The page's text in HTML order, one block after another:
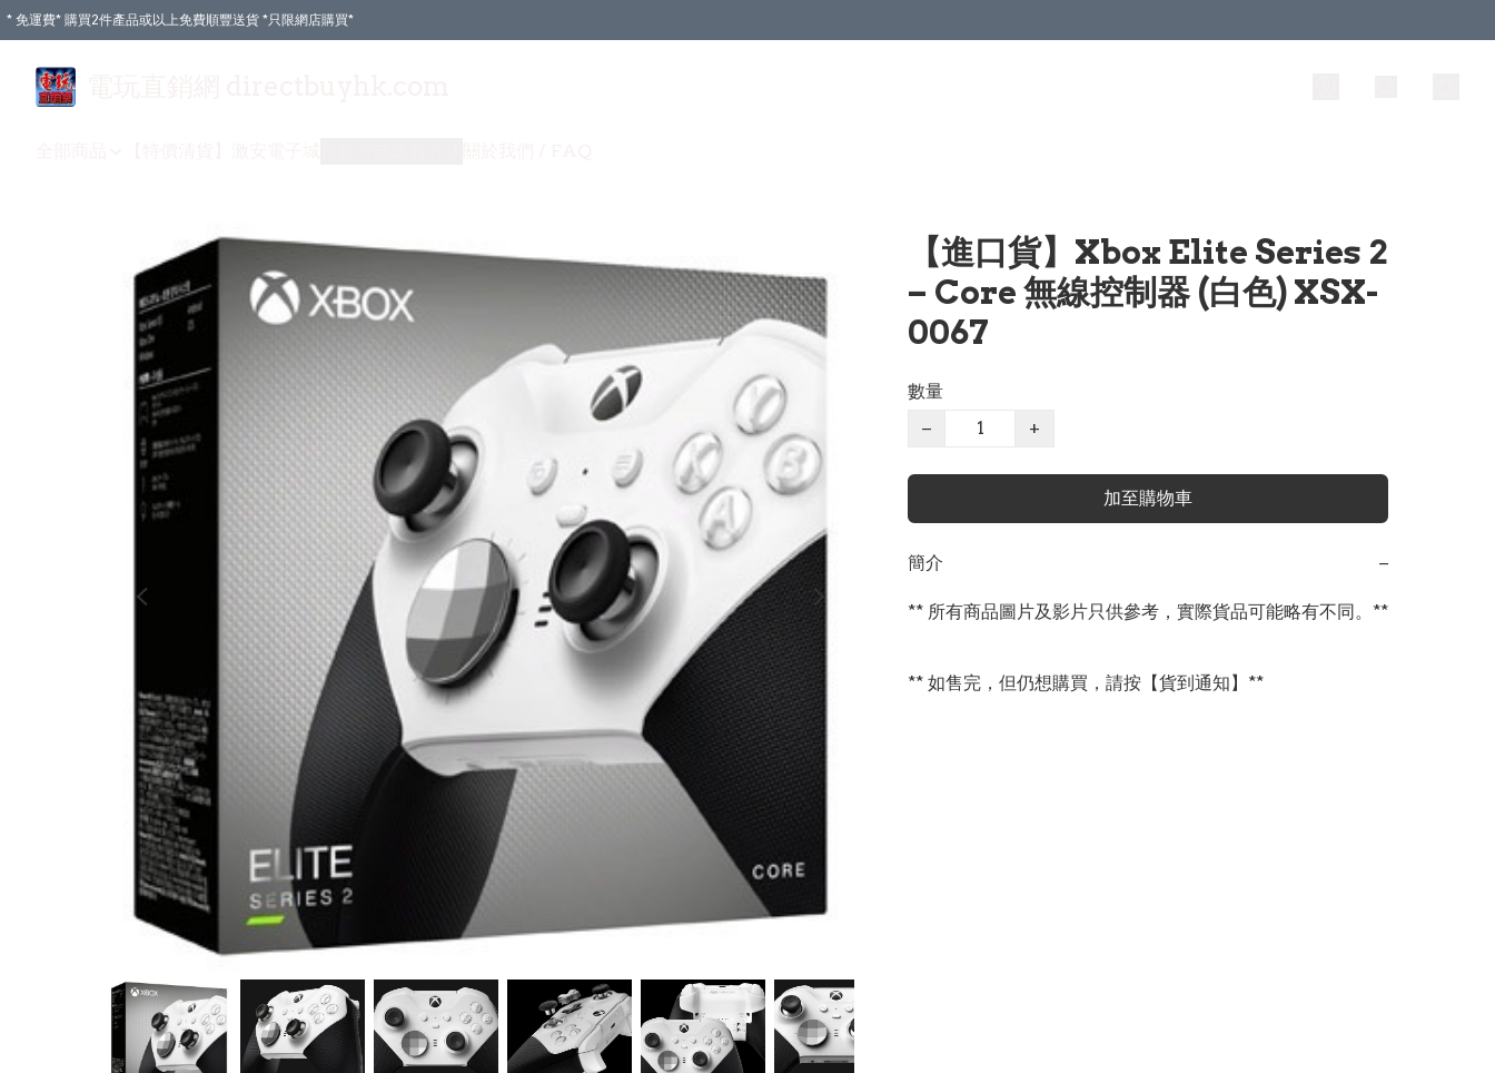
* 免運費* 購買2件產品或以上免費順豐送貨 *只限網店購買*
【進口貨】Xbox Elite Series 2
– Core 無線控制器 (白色) XSX-
0067
數量
−
+
加至購物車
簡介 −
** 所有商品圖片及影片只供參考，實際貨品可能略有不同。**
** 如售完，但仍想購買，請按【貨到通知】**